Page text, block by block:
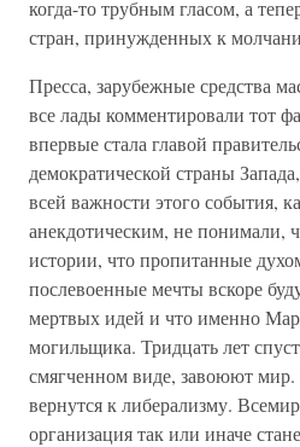
когда-то трубным гласом, а
стран, принужденных к
Пресса, зарубежные средства
все лады комментировали тот
впервые стала главой
демократической страны
всей важности этого события,
анекдотическим, не понимали,
истории, что пропитанные
послевоенные мечты вскоре
мертвых идей и что именно
могильщика. Тридцать лет
смягченном виде, завоюют
вернутся к либерализму.
организация так или иначе